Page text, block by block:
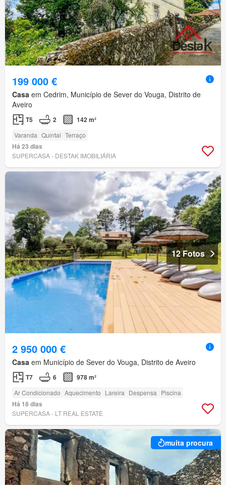
199 000 €
Casa em Cedrim, Município de Sever do Vouga, Distrito de
Aveiro
T5 2 142 m²
Varanda Quintal Terraço
Há 23 dias
SUPERCASA - DESTAK IMOBILIÁRIA
12 Fotos
2 950 000 €
Casa em Município de Sever do Vouga, Distrito de Aveiro
T7 6 978 m²
Ar Condicionado Aquecimento Lareira Despensa Piscina
Há 18 dias
SUPERCASA - LT REAL ESTATE
muita procura